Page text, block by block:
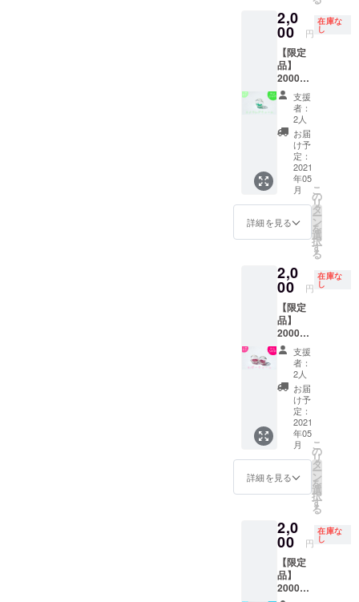
出来ま
せん。
※宝石の
量は同
じで
す。
円分
入って
います
ので大
変お得
です。
◆製品
情報
小瓶の
大き
さ 直
1.8cm
・直径
2.5cm
ご用意
してい
出来ま
せん。
※宝石の
量は同
じで
す。
ます。
※宝石に
さ・
形・種
類は商
品によ
り異な
りま
す。
ド・
ガー
ネッ
ト・ル
ビー・
アメジ
スト・
シトリ
ン・ペ
リドッ
ト ※宝
石の大
きさ・
形は
様々な
物に
なって
報 ガ
ラス
の大き
さ 直
径：約
10㎜
2,0
00 円
在庫な
し
【限定
品】
2000円
送料・
税込 ・
お礼の
手紙 ・
エメラ
ルド入
りガラ
スドー
チャー
ム ※宝
石の大
品によ
り異な
りま
す。 ◆
製品情
報 ガ
ラス
ドーム
の大き
さ 直
径：約
10㎜
支援
者：
2人
お届
け予
定：
2021
年05
月
詳細を見る
こ
の
リ
タ
ー
ン
を
選
択
す
る
2,0
00 円
在庫な
し
【限定
品】
2000円
送料・
税込 ・
お礼の
手紙 ・
ルビー
入りガ
ラス
ドーム
チャー
ム ※宝
石の大
きさ・
り異な
りま
す。 ◆
製品情
報 ガ
ラス
支援
者：
2人
お届
け予
定：
2021
年05
月
詳細を見る
こ
の
リ
タ
ー
ン
を
選
択
す
る
2,0
00 円
在庫な
し
【限定
品】
2000円